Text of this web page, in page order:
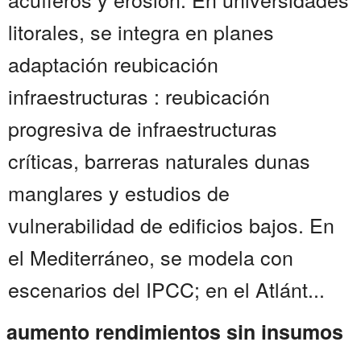
litorales, se integra en planes
adaptación reubicación
infraestructuras : reubicación
progresiva de infraestructuras
críticas, barreras naturales dunas
manglares y estudios de
vulnerabilidad de edificios bajos. En
el Mediterráneo, se modela con
escenarios del IPCC; en el Atlánt...
aumento rendimientos sin insumos